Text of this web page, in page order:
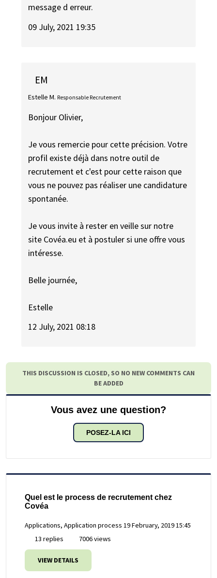
message d erreur.
09 July, 2021 19:35
EM
Estelle M. Responsable Recrutement
Bonjour Olivier,
Je vous remercie pour cette précision. Votre
profil existe déjà dans notre outil de
recrutement et c'est pour cette raison que
vous ne pouvez pas réaliser une candidature
spontanée.
Je vous invite à rester en veille sur notre
site Covéa.eu et à postuler si une offre vous
intéresse.
Belle journée,
Estelle
12 July, 2021 08:18
THIS DISCUSSION IS CLOSED, SO NO NEW COMMENTS CAN
BE ADDED
Vous avez une question?
POSEZ-LA ICI
Quel est le process de recrutement chez
Covéa
Applications, Application process 19 February, 2019 15:45
13 replies
7006 views
VIEW DETAILS